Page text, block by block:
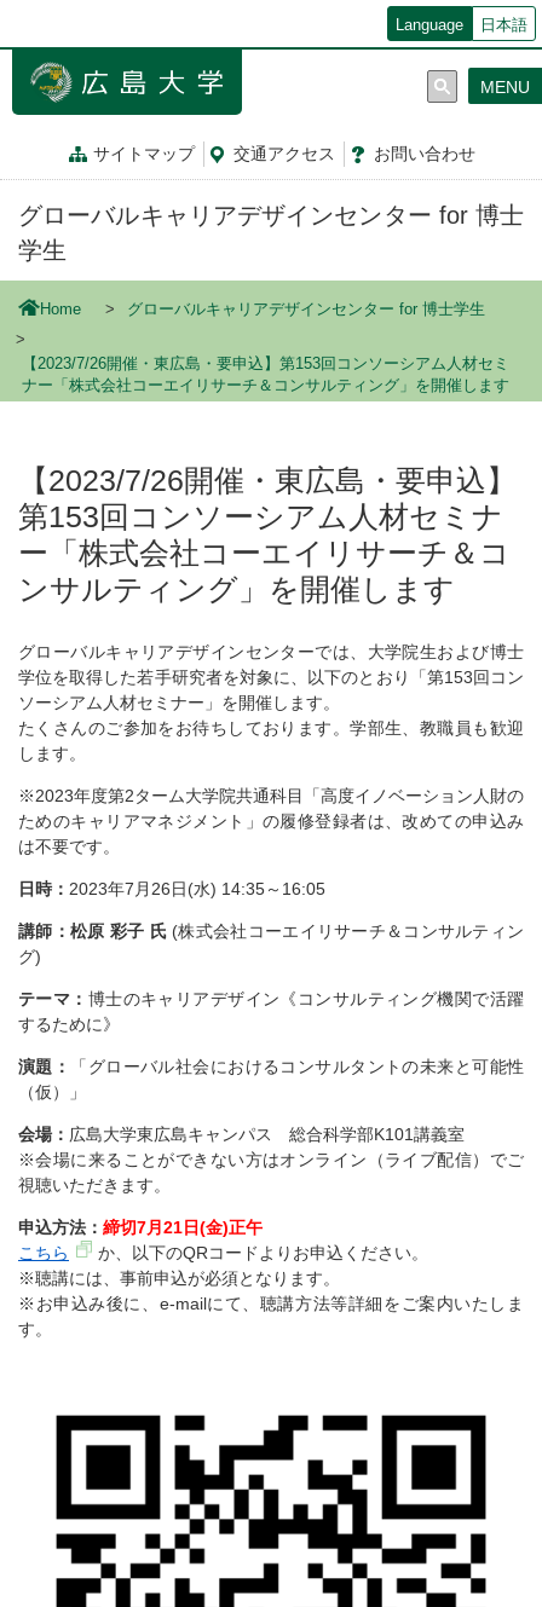
ン
Language 日本語
サイトマップ 交通アクセス お問い合わせ
MENU
グローバルキャリアデザインセンター for 博士
学生
Home グローバルキャリアデザインセンター for 博士学生
【2023/7/26開催・東広島・要申込】第153回コンソーシアム人材セミ
ナー「株式会社コーエイリサーチ＆コンサルティング」を開催します
【2023/7/26開催・東広島・要申込】
第153回コンソーシアム人材セミナ
ー「株式会社コーエイリサーチ＆コ
ンサルティング」を開催します
グローバルキャリアデザインセンターでは、大学院生および博士
学位を取得した若手研究者を対象に、以下のとおり「第153回コン
ソーシアム人材セミナー」を開催します。
たくさんのご参加をお待ちしております。学部生、教職員も歓迎
します。
※2023年度第2ターム大学院共通科目「高度イノベーション人財の
ためのキャリアマネジメント」の履修登録者は、改めての申込み
は不要です。
日時： 2023年7月26日(水) 14:35～16:05
講師：松原 彩子 氏(株式会社コーエイリサーチ＆コンサルティン
グ)
テーマ： 博士のキャリアデザイン《コンサルティング機関で活躍
するために》
演題：
「グローバル社会におけるコンサルタントの未来と可能性
（仮）」
会場： 広島大学東広島キャンパス 総合科学部K101講義室
※会場に来ることができない方はオンライン（ライブ配信）でご
視聴いただきます。
申込方法： 締切7月21日(金)正午
こちら
か、以下のQRコードよりお申込ください。
※聴講には、事前申込が必須となります。
※お申込み後に、e-mailにて、聴講方法等詳細をご案内いたしま
す。